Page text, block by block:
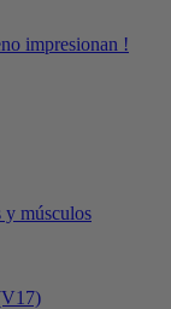
impresionan !
y músculos